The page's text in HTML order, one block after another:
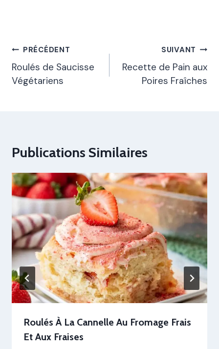
Navigation
De
L’article
PRÉCÉDENT
Roulés de Saucisse
Végétariens
SUIVANT
Recette de Pain aux
Poires Fraîches
Publications Similaires
Roulés À La Cannelle Au Fromage Frais
Et Aux Fraises